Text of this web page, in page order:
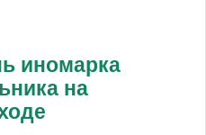
иномарка
на